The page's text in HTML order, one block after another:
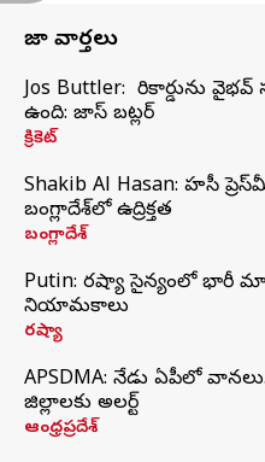
తాజా వార్తలు
Jos Buttler: నా రికార్డును
ఉంది: జాస్ బట్లర్
క్రికెట్
Shakib Al Hasan: హసీనా
బంగ్లాదేశ్‌లో ఉద్రిక్తత
బంగ్లాదేశ్
Putin: రష్యా సైన్యంలో భారీ
నియామకాలు
రష్యా
APSDMA: నేడు ఏపీలో
జిల్లాలకు అలర్ట్
ఆంధ్రప్రదేశ్